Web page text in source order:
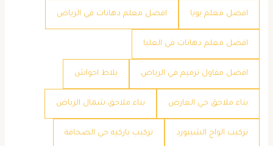
افضل معلم بويا افضل معلم دهانات في الرياض
افضل معلم دهانات في العليا
افضل مقاول ترميم في الرياض بلاط احواش
بناء ملاحق حي العارض بناء ملاحق شمال الرياض
تركيب الواح الشيبورد تركيب باركيه حي الصحافة